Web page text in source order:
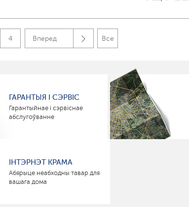
4 Вперед Все
ГАРАНТЫЯ І СЭРВІС
Гарантыйнае і сэрвіснае
абслугоўванне
ІНТЭРНЭТ КРАМА
Абярыце неабходны тавар для
вашага дома